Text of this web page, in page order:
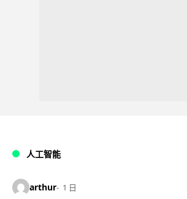
人工智能
arthur 1 日